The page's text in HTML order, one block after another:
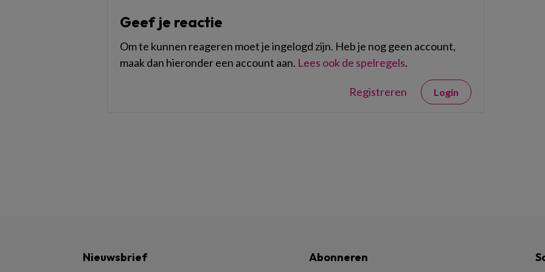
Geef je reactie
Om te kunnen reageren moet je ingelogd zijn. Heb je nog geen account,
maak dan hieronder een account aan. Lees ook de spelregels.
Registreren Login
Nieuwsbrief Abonneren